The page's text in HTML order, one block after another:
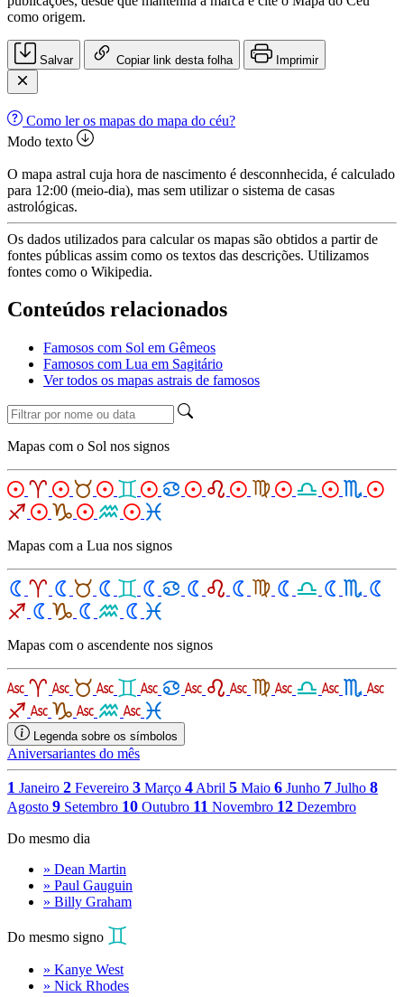
como origem.
Salvar Copiar link desta folha Imprimir
Como ler os mapas do mapa do céu?
Modo texto
O mapa astral cuja hora de nascimento é desconnhecida, é calculado
para 12:00 (meio-dia), mas sem utilizar o sistema de casas
astrológicas.
Os dados utilizados para calcular os mapas são obtidos a partir de
fontes públicas assim como os textos das descrições. Utilizamos
fontes como o Wikipedia.
Conteúdos relacionados
Famosos com Sol em Gêmeos
Famosos com Lua em Sagitário
Ver todos os mapas astrais de famosos
Mapas com o Sol nos signos
Mapas com a Lua nos signos
Mapas com o ascendente nos signos
Legenda sobre os símbolos
Aniversariantes do mês
1 Janeiro 2 Fevereiro 3 Março 4 Abril 5 Maio 6 Junho 7 Julho 8
Agosto 9 Setembro 10 Outubro 11 Novembro 12 Dezembro
Do mesmo dia
» Dean Martin
» Paul Gauguin
» Billy Graham
Do mesmo signo
» Kanye West
» Nick Rhodes